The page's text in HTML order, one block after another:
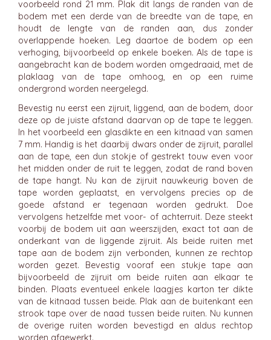
voorbeeld rond 21 mm. Plak dit langs de randen van de
bodem met een derde van de breedte van de tape, en
houdt de lengte van de randen aan, dus zonder
overlappende hoeken. Leg daartoe de bodem op een
verhoging, bijvoorbeeld op enkele boeken. Als de tape is
aangebracht kan de bodem worden omgedraaid, met de
plaklaag van de tape omhoog, en op een ruime
ondergrond worden neergelegd.
Bevestig nu eerst een zijruit, liggend, aan de bodem, door
deze op de juiste afstand daarvan op de tape te leggen.
In het voorbeeld een glasdikte en een kitnaad van samen
7 mm. Handig is het daarbij dwars onder de zijruit, parallel
aan de tape, een dun stokje of gestrekt touw even voor
het midden onder de ruit te leggen, zodat de rand boven
de tape hangt. Nu kan de zijruit nauwkeurig boven de
tape worden geplaatst, en vervolgens precies op de
goede afstand er tegenaan worden gedrukt. Doe
vervolgens hetzelfde met voor- of achterruit. Deze steekt
voorbij de bodem uit aan weerszijden, exact tot aan de
onderkant van de liggende zijruit. Als beide ruiten met
tape aan de bodem zijn verbonden, kunnen ze rechtop
worden gezet. Bevestig vooraf een stukje tape aan
bijvoorbeeld de zijruit om beide ruiten aan elkaar te
binden. Plaats eventueel enkele laagjes karton ter dikte
van de kitnaad tussen beide. Plak aan de buitenkant een
strook tape over de naad tussen beide ruiten. Nu kunnen
de overige ruiten worden bevestigd en aldus rechtop
worden afgewerkt.